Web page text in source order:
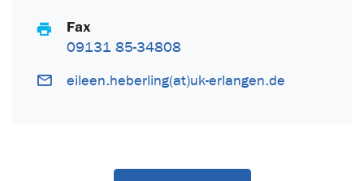
Fax
09131 85-34808
eileen.heberling(at)uk-erlangen.de